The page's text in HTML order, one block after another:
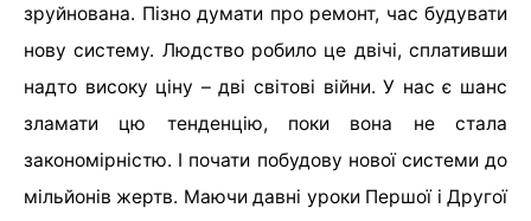
зруйнована. Пізно думати про ремонт, час будувати
нову систему. Людство робило це двічі, сплативши
надто високу ціну – дві світові війни. У нас є шанс
зламати цю тенденцію, поки вона не стала
закономірністю. І почати побудову нової системи до
мільйонів жертв. Маючи давні уроки Першої і Другої